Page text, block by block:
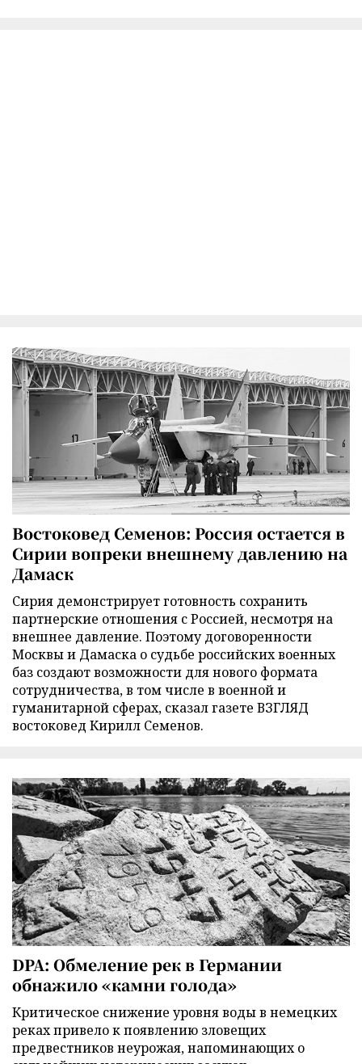
Востоковед Семенов: Россия остается в
Сирии вопреки внешнему давлению на
Дамаск
Сирия демонстрирует готовность сохранить
партнерские отношения с Россией, несмотря на
внешнее давление. Поэтому договоренности
Москвы и Дамаска о судьбе российских военных
баз создают возможности для нового формата
сотрудничества, в том числе в военной и
гуманитарной сферах, сказал газете ВЗГЛЯД
востоковед Кирилл Семенов.
DPA: Обмеление рек в Германии
обнажило «камни голода»
Критическое снижение уровня воды в немецких
реках привело к появлению зловещих
предвестников неурожая, напоминающих о